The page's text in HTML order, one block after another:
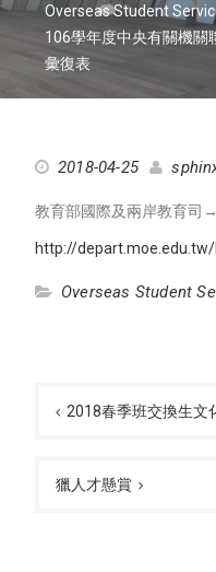
Overseas Student
106學年度中央有關機關
彙復表
2018-04-25
教育部國際及兩岸教育司
http://
Overseas Student
navigation
2018春季班交換生文
獵人才懸賞